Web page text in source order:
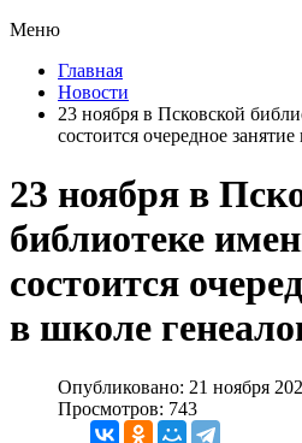
Меню
Главная
Новости
23 ноября в Псковской
состоится очередное
23 ноября в
библиотеке
состоится
в школе
Опубликовано: 21 ноября
Просмотров: 743